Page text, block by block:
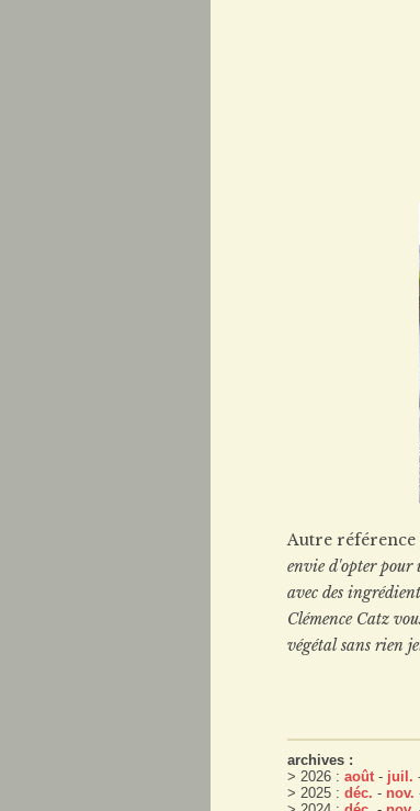
Autre
envie d'opter pour
avec des
Clémence Catz
végétal sans rien
archives :
> 2026 : août- juil.
> 2025 : déc. - nov.